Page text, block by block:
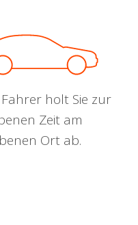
holt Sie zur
Zeit am
Ort ab.